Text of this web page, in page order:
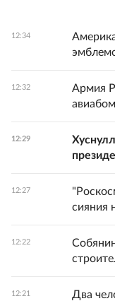
12:34
12:32
Армия
12:29
12:27
12:22
12:21
Два